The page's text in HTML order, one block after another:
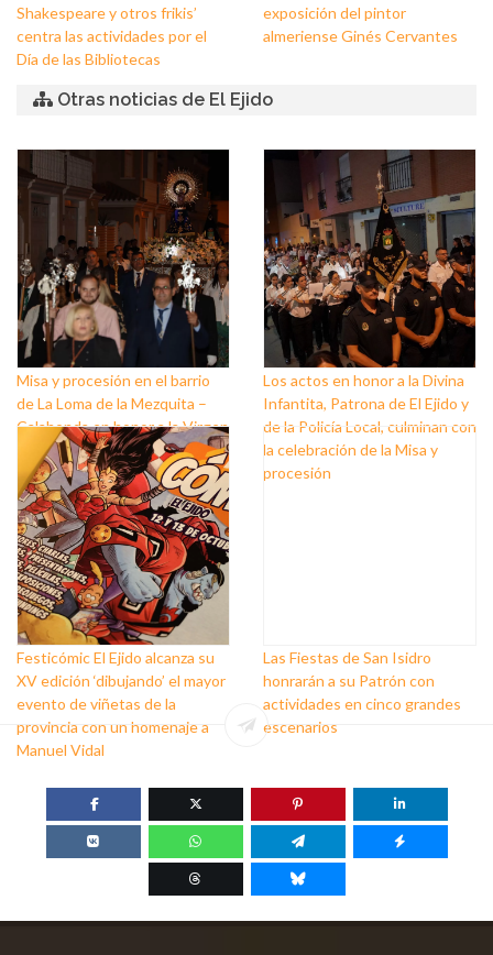
Shakespeare y otros frikis’
centra las actividades por el
Día de las Bibliotecas
exposición del pintor
almeriense Ginés Cervantes
Otras noticias de El Ejido
Misa y procesión en el barrio
de La Loma de la Mezquita –
Calahonda en honor a la Virgen
del Pilar
Los actos en honor a la Divina
Infantita, Patrona de El Ejido y
de la Policía Local, culminan con
la celebración de la Misa y
procesión
Festicómic El Ejido alcanza su
XV edición ‘dibujando’ el mayor
evento de viñetas de la
provincia con un homenaje a
Manuel Vidal
Las Fiestas de San Isidro
honrarán a su Patrón con
actividades en cinco grandes
escenarios